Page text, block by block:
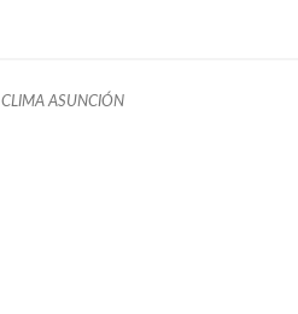
CLIMA ASUNCIÓN